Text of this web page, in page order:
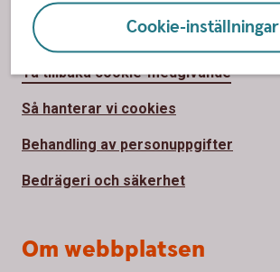
Cookie-inställningar
Säkerhet och integritet
Ta tillbaka cookie-medgivande
Så hanterar vi cookies
Behandling av personuppgifter
Bedrägeri och säkerhet
Om webbplatsen